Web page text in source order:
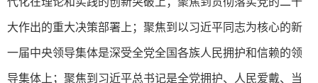
大作出的重大决策部署上；聚焦到以习近平同志为核心的新
一届中央领导集体是深受全党全国各族人民拥护和信赖的领
导集体上；聚焦到习近平总书记是全党拥护、人民爱戴、当